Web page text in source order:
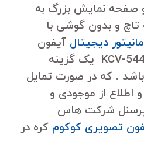
صفحه نمایش بزرگ به
صفحه تاچ و بدون گوشی با
مانیتور دیجیتال آیفون
تصویری کوکوم مدل KCV-544 یک گزینه
. که در صورت تمایل
اطلاع از موجودی و
پرسنل شرکت هاس
تصویری کوکوم کره در